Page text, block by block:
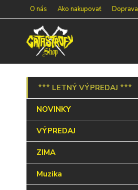
O nás Ako nakupovať
*** LETNÝ VÝPREDAJ ***
NOVINKY
VÝPREDAJ
ZIMA
Muzika